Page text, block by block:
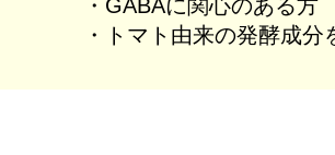
・GABAに関心のある方
・トマト由来の発酵成